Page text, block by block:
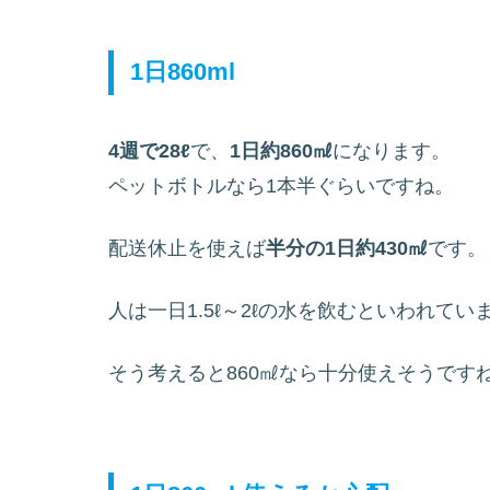
1日860ml
4週で28ℓで、 1日約860㎖になります。
ペットボトルなら1本半ぐらいですね。
配送休止を使えば半分の1日約430㎖です。
人は一日1.5ℓ～2ℓの水を飲むといわれていま
そう考えると860㎖なら十分使えそうですね